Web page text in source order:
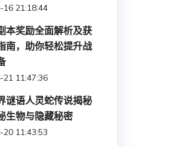
21:18:44
本奖励全面解析及获
南，助你轻松提升战
11:47:36
谜语人灵蛇传说揭秘
生物与隐藏秘密
11:43:53